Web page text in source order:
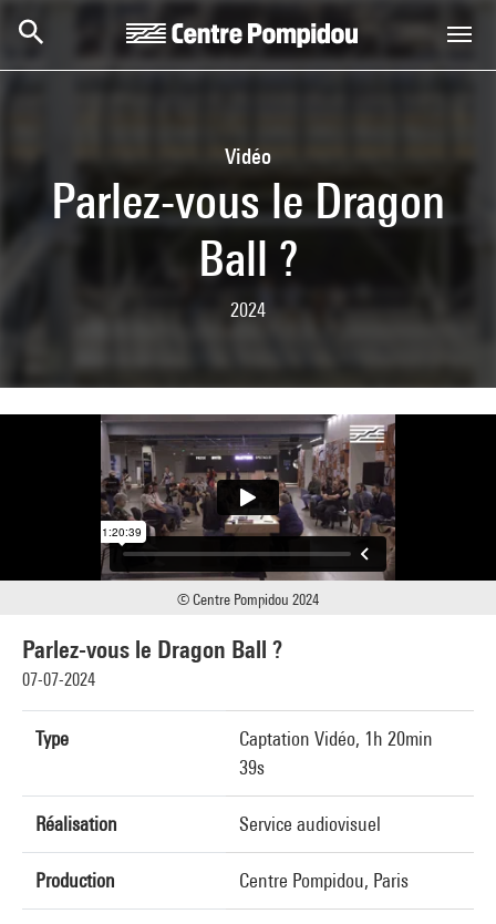
Vidéo
Parlez-vous le Dragon
Ball ?
2024
Parlez-vous le Dragon Ball ?
07-07-2024
Type
Captation Vidéo, 1h 20min
39s
Réalisation Service audiovisuel
Production Centre Pompidou, Paris
© Centre Pompidou 2024